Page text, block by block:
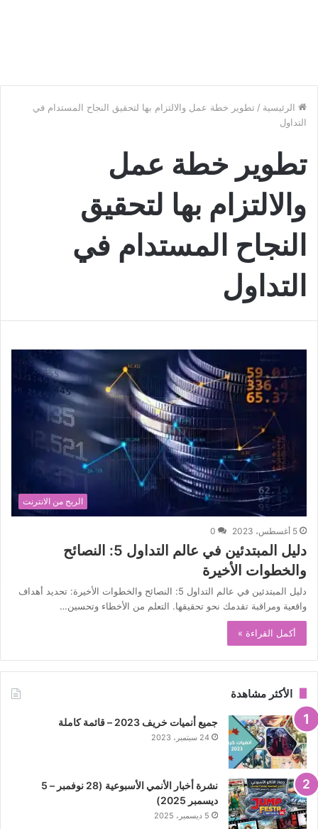
الرئيسية / تطوير خطة عمل والالتزام بها لتحقيق النجاح المستدام في
التداول
تطوير خطة عمل
والالتزام بها لتحقيق
النجاح المستدام في
التداول
الربح من الانترنت
5 أغسطس، 2023 0
دليل المبتدئين في عالم التداول 5: النصائح
والخطوات الأخيرة
دليل المبتدئين في عالم التداول 5: النصائح والخطوات الأخيرة: تحديد أهداف
واقعية ومراقبة تقدمك نحو تحقيقها. التعلم من الأخطاء وتحسين…
أكمل القراءة »
الأكثر مشاهدة
جميع أنميات خريف 2023 – قائمة كاملة
24 سبتمبر، 2023
نشرة أخبار الأنمي الأسبوعية (28 نوفمبر – 5
ديسمبر 2025)
5 ديسمبر، 2025